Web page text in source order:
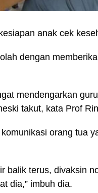
anak cek
dengan
mendengarkan
takut, kata Prof
orang tua
balik terus, divaksin
dia,” imbuh dia.